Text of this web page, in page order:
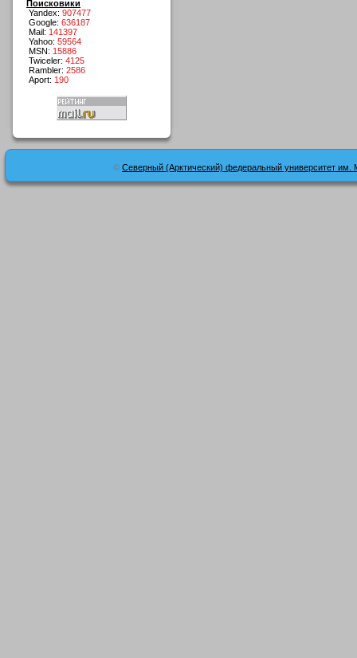
Поисковики
Yandex: 907477
Google: 636187
Mail: 141397
Yahoo: 59564
MSN: 15886
Twiceler: 4125
Rambler: 2586
Aport: 190
© Северный (Арктический) федеральный университет